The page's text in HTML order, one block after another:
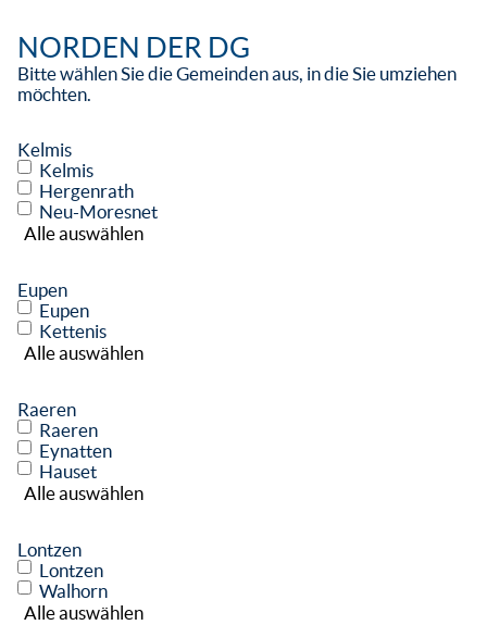
NORDEN DER DG
Bitte wählen Sie die Gemeinden aus, in die Sie umziehen
möchten.
Kelmis
Kelmis
Hergenrath
Neu-Moresnet
Alle auswählen
Eupen
Eupen
Kettenis
Alle auswählen
Raeren
Raeren
Eynatten
Hauset
Alle auswählen
Lontzen
Lontzen
Walhorn
Alle auswählen